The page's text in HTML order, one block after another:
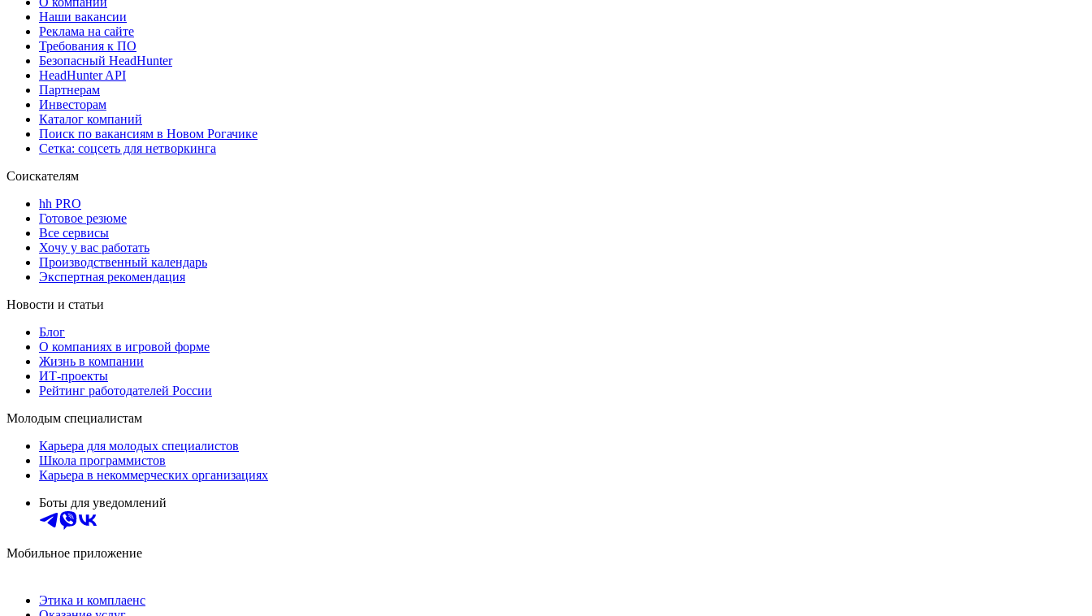
Наши вакансии
Реклама на сайте
Требования к ПО
Безопасный HeadHunter
HeadHunter API
Партнерам
Инвесторам
Каталог компаний
Поиск по вакансиям в Новом Рогачике
Сетка: соцсеть для нетворкинга
Соискателям
hh PRO
Готовое резюме
Все сервисы
Хочу у вас работать
Производственный календарь
Экспертная рекомендация
Новости и статьи
Блог
О компаниях в игровой форме
Жизнь в компании
ИТ-проекты
Рейтинг работодателей России
Молодым специалистам
Карьера для молодых специалистов
Школа программистов
Карьера в некоммерческих организациях
Боты для уведомлений
Мобильное приложение
Этика и комплаенс